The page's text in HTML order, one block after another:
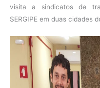
visita a sindicatos de
SERGIPE em duas cidades